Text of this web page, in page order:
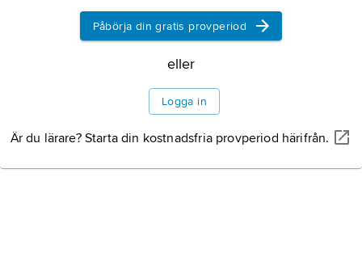
Påbörja din gratis provperiod
eller
Logga in
Är du lärare? Starta din kostnadsfria provperiod härifrån.